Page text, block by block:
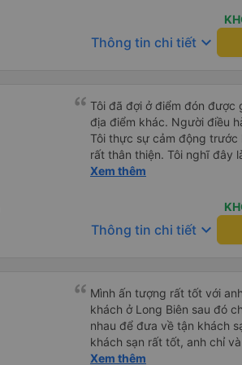
Thông tin chi tiết keyboard_arrow_down
Tôi đã đợi ở điểm đón được
địa điểm khác. Người điều
Tôi thực sự cảm động trước
rất thân thiện. Tôi nghĩ đây
đáng tin cậy.
Xem thêm
Thông tin chi tiết keyboard_arrow_down
Mình ấn tượng rất tốt với
khách ở Long Biên sau đó
nhau để đưa về tận khách sạn). Anh lái xe ô tô đưa
khách sạn rất tốt, anh chỉ
món ăn nổi tiếng ở Hà Nội,
Xem thêm